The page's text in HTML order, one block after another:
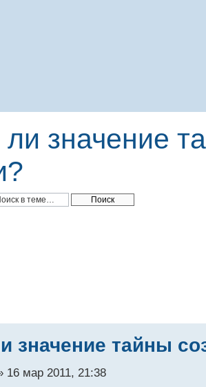
значение
значение тайны
16 мар 2011, 21:38